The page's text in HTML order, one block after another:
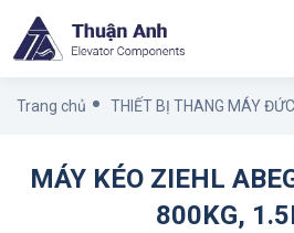
Trang chủ THIẾT BỊ THANG MÁY ĐỨC
MÁY KÉO ZIEHL
800KG,